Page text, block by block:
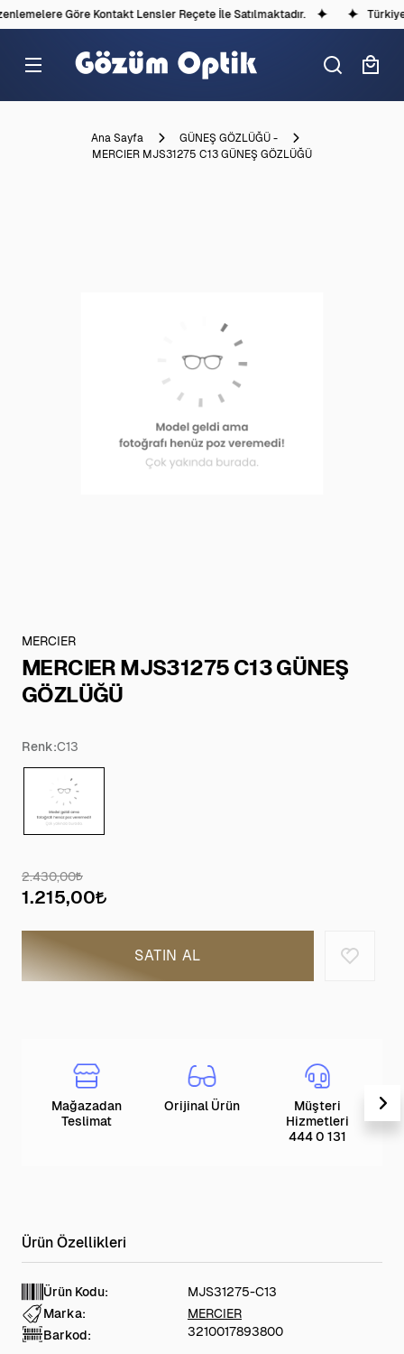
Göre Kontakt Lensler Reçete İle Satılmaktadır.
Ana Sayfa
GÜNEŞ GÖZLÜĞÜ -
MERCIER MJS31275 C13 GÜNEŞ GÖZLÜĞÜ
MERCIER
MERCIER MJS31275 C13 GÜNEŞ
GÖZLÜĞÜ
Renk:C13
2.430,00
1.215,00
SATIN AL
Mağazadan
Teslimat
Orijinal Ürün
Müşteri
Hizmetleri
444 0 131
Ürün Kodu:
MJS31275-C13
Marka:
MERCIER
Barkod:
3210017893800